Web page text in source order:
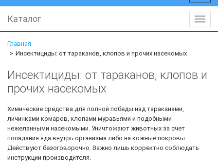
Каталог
Главная
Инсектициды: от тараканов, клопов и прочих насекомых
Инсектициды: от тараканов, клопов и
прочих насекомых
Химические средства для полной победы над тараканами,
личинками комаров, клопами муравьями и подобными
нежеланными насекомыми. Уничтожают животных за счет
попадания яда внутрь организма либо на кожные покровы.
Действуют безоговорочно. Важно лишь корректно соблюдать
инструкции производителя.